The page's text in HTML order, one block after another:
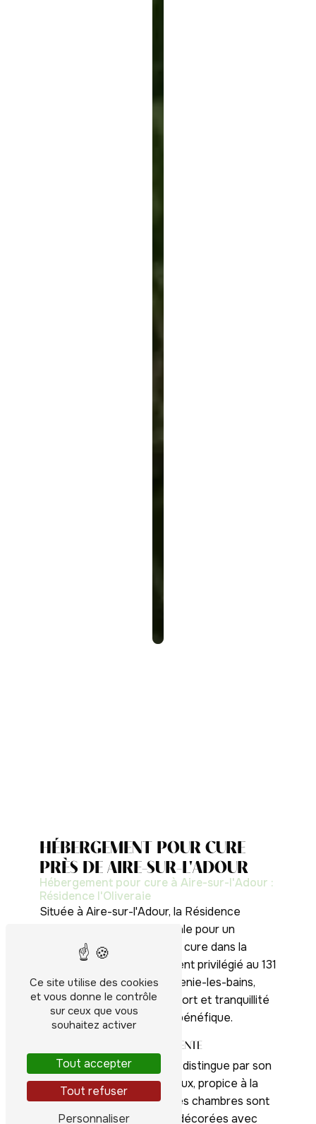
Logements
HÉBERGEMENT POUR CURE
PRÈS DE AIRE-SUR-L'ADOUR
Hébergement pour cure à Aire-sur-l'Adour :
Résidence l'Oliveraie
Située à Aire-sur-l'Adour, la Résidence
l'Oliveraie est l'adresse idéale pour un
hébergement lors de votre cure dans la
région. Avec un emplacement privilégié au 131
Route d'Iragon, 40320 Eugenie-les-bains,
cette résidence offre confort et tranquillité
pour un séjour relaxant et bénéfique.
UN CADRE PROPICE À LA DÉTENTE
La Résidence l'Oliveraie se distingue par son
cadre agréable et chaleureux, propice à la
détente et au bien-être. Les chambres sont
spacieuses, lumineuses et décorées avec
Ce site utilise des cookies
et vous donne le contrôle
sur ceux que vous
souhaitez activer
Tout accepter
Tout refuser
Personnaliser